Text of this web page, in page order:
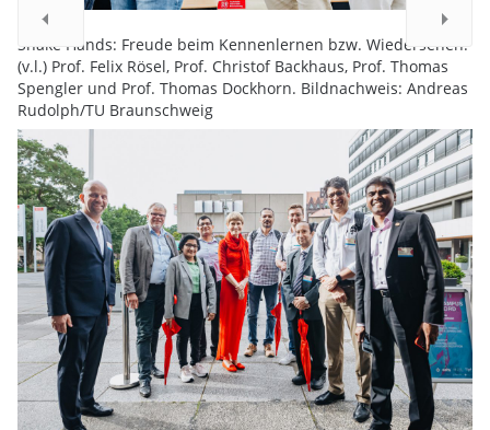
Shake Hands: Freude beim Kennenlernen bzw. Wiedersehen.
(v.l.) Prof. Felix Rösel, Prof. Christof Backhaus, Prof. Thomas
Spengler und Prof. Thomas Dockhorn. Bildnachweis: Andreas
Rudolph/TU Braunschweig